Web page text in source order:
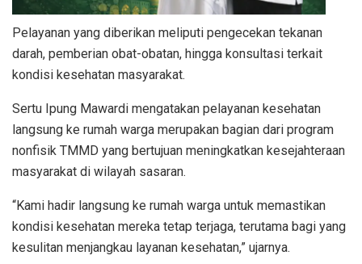
Pelayanan yang diberikan meliputi pengecekan tekanan
darah, pemberian obat-obatan, hingga konsultasi terkait
kondisi kesehatan masyarakat.
Sertu Ipung Mawardi mengatakan pelayanan kesehatan
langsung ke rumah warga merupakan bagian dari program
nonfisik TMMD yang bertujuan meningkatkan kesejahteraan
masyarakat di wilayah sasaran.
“Kami hadir langsung ke rumah warga untuk memastikan
kondisi kesehatan mereka tetap terjaga, terutama bagi yang
kesulitan menjangkau layanan kesehatan,” ujarnya.